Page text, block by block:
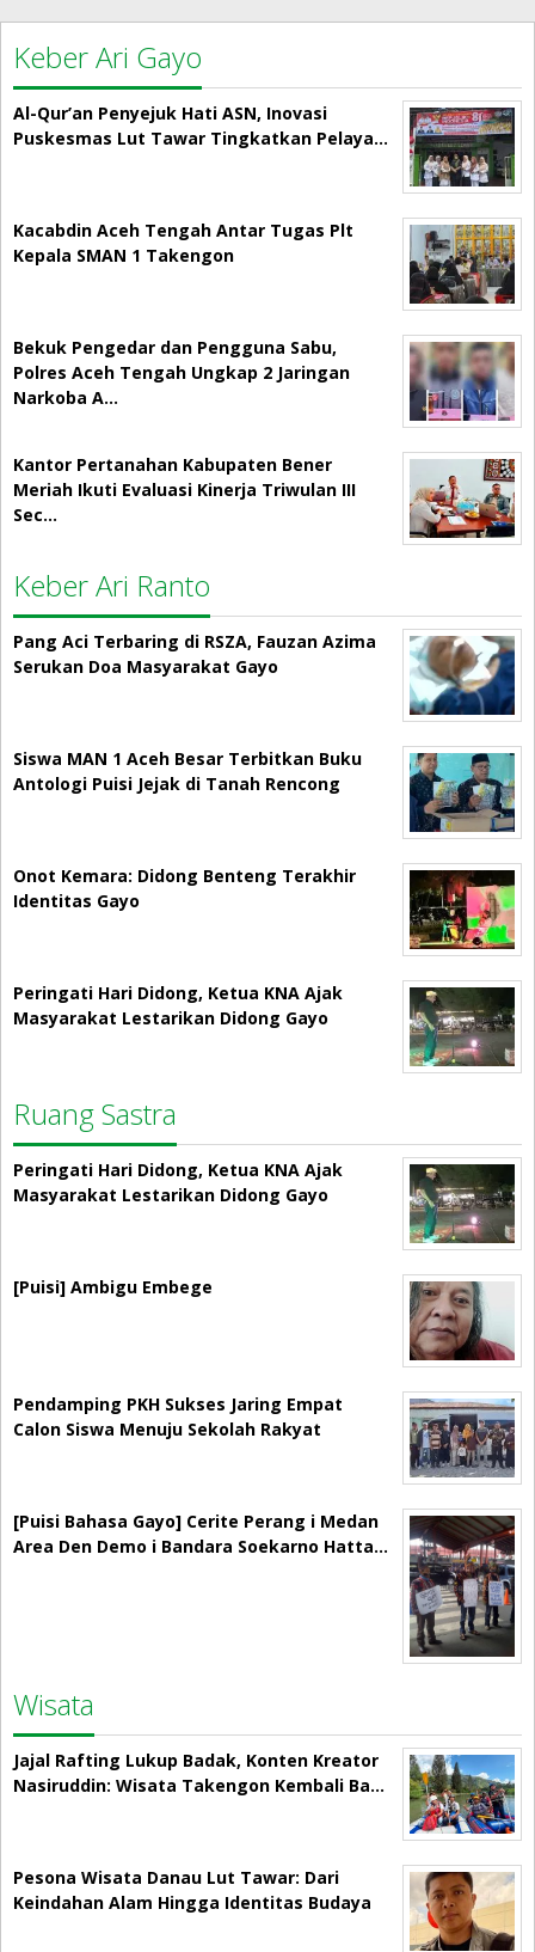
Keber Ari Gayo
Al-Qur’an Penyejuk Hati ASN, Inovasi
Puskesmas Lut Tawar Tingkatkan Pelaya…
Kacabdin Aceh Tengah Antar Tugas Plt
Kepala SMAN 1 Takengon
Bekuk Pengedar dan Pengguna Sabu,
Polres Aceh Tengah Ungkap 2 Jaringan
Narkoba A…
Kantor Pertanahan Kabupaten Bener
Meriah Ikuti Evaluasi Kinerja Triwulan III
Sec…
Keber Ari Ranto
Pang Aci Terbaring di RSZA, Fauzan Azima
Serukan Doa Masyarakat Gayo
Siswa MAN 1 Aceh Besar Terbitkan Buku
Antologi Puisi Jejak di Tanah Rencong
Onot Kemara: Didong Benteng Terakhir
Identitas Gayo
Peringati Hari Didong, Ketua KNA Ajak
Masyarakat Lestarikan Didong Gayo
Ruang Sastra
Peringati Hari Didong, Ketua KNA Ajak
Masyarakat Lestarikan Didong Gayo
[Puisi] Ambigu Embege
Pendamping PKH Sukses Jaring Empat
Calon Siswa Menuju Sekolah Rakyat
[Puisi Bahasa Gayo] Cerite Perang i Medan
Area Den Demo i Bandara Soekarno Hatta…
Wisata
Jajal Rafting Lukup Badak, Konten Kreator
Nasiruddin: Wisata Takengon Kembali Ba…
Pesona Wisata Danau Lut Tawar: Dari
Keindahan Alam Hingga Identitas Budaya